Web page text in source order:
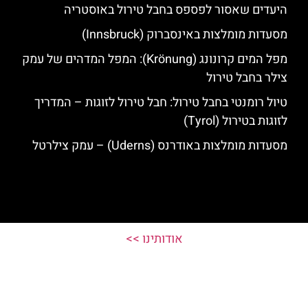
היעדים שאסור לפספס בחבל טירול באוסטריה
מסעדות מומלצות באינסברוק (Innsbruck)
מפל המים קרונונג (Krönung): המפל המדהים של עמק
צילר בחבל טירול
טיול רומנטי בחבל טירול: חבל טירול לזוגות – המדריך
לזוגות בטירול (Tyrol)
מסעדות מומלצות באודרנס (Uderns) – עמק צילרטל
אודותינו >>